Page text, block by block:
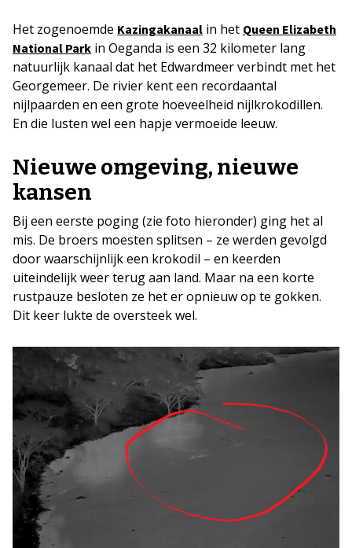
Het zogenoemde Kazingakanaal in het Queen Elizabeth
National Park in Oeganda is een 32 kilometer lang
natuurlijk kanaal dat het Edwardmeer verbindt met het
Georgemeer. De rivier kent een recordaantal
nijlpaarden en een grote hoeveelheid nijlkrokodillen.
En die lusten wel een hapje vermoeide leeuw.
Nieuwe omgeving, nieuwe
kansen
Bij een eerste poging (zie foto hieronder) ging het al
mis. De broers moesten splitsen – ze werden gevolgd
door waarschijnlijk een krokodil – en keerden
uiteindelijk weer terug aan land. Maar na een korte
rustpauze besloten ze het er opnieuw op te gokken.
Dit keer lukte de oversteek wel.